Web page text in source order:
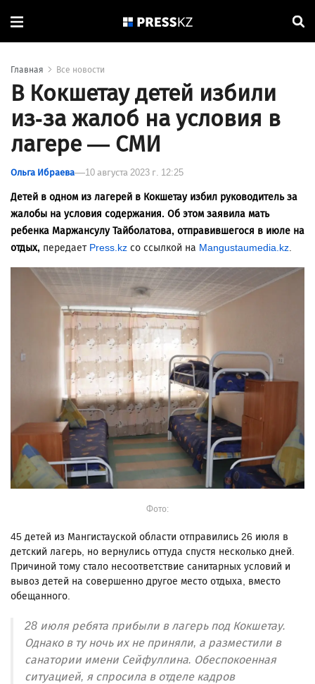
Главная Все новости
В Кокшетау детей избили
из-за жалоб на условия в
лагере — СМИ
Ольга Ибраева 10 августа 2023 г. 12:25
Детей в одном из лагерей в Кокшетау избил руководитель за
жалобы на условия содержания. Об этом заявила мать
ребенка Маржансулу Тайболатова, отправившегося в июле на
отдых, передает Press.kz со ссылкой на Mangustaumedia.kz.
Фото:
45 детей из Мангистауской области отправились 26 июля в
детский лагерь, но вернулись оттуда спустя несколько дней.
Причиной тому стало несоответствие санитарных условий и
вывоз детей на совершенно другое место отдыха, вместо
обещанного.
28 июля ребята прибыли в лагерь под Кокшетау.
Однако в ту ночь их не приняли, а разместили в
санатории имени Сейфуллина. Обеспокоенная
ситуацией, я спросила в отделе кадров